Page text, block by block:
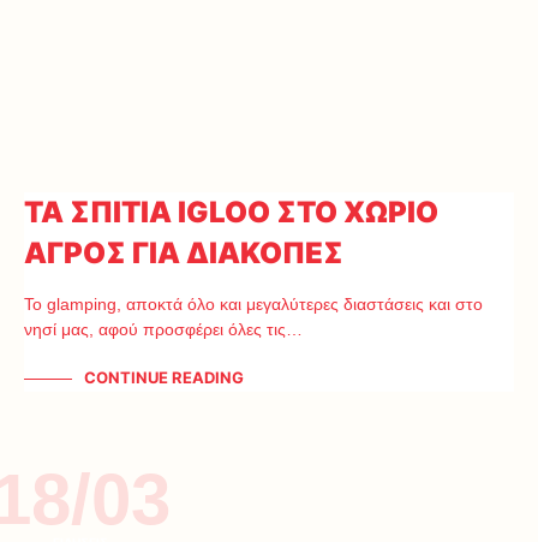
TA ΣΠΙΤΙΑ IGLOO ΣΤΟ ΧΩΡΙΟ
ΑΓΡΟΣ ΓΙΑ ΔΙΑΚΟΠΕΣ
Το glamping, αποκτά όλο και μεγαλύτερες διαστάσεις και στο
νησί μας, αφού προσφέρει όλες τις…
CONTINUE READING
03